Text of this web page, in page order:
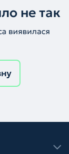
не так
виявилася